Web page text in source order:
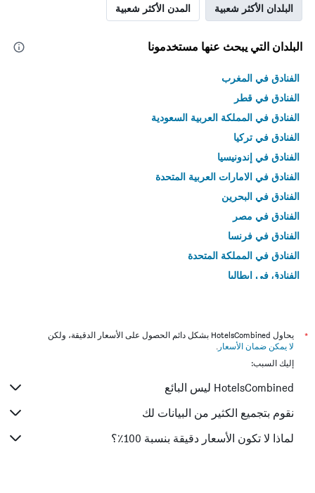
البلدان الأكثر شعبية المدن الأكثر شعبية
البلدان التي يبحث عنها مستخدمونا
الفنادق في المغرب
الفنادق في قطر
الفنادق في المملكة العربية السعودية
الفنادق في تركيا
الفنادق في إندونيسيا
الفنادق في الامارات العربية المتحدة
الفنادق في البحرين
الفنادق في مصر
الفنادق في فرنسا
الفنادق في المملكة المتحدة
الفنادق في إيطاليا
*
يحاول HotelsCombined بشكل دائم الحصول على الأسعار الدقيقة، ولكن
لا يمكن ضمان الأسعار .
إليك السبب:
HotelsCombined ليس البائع
نقوم بتجميع الكثير من البيانات لك
لماذا لا تكون الأسعار دقيقة بنسبة 100٪؟